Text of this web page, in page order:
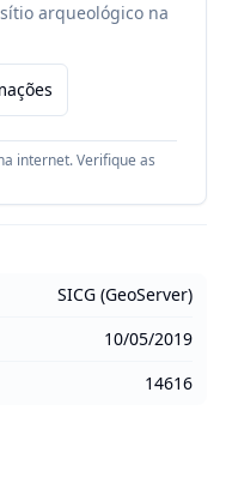
arqueológico na
internet. Verifique as
SICG (GeoServer)
10/05/2019
14616